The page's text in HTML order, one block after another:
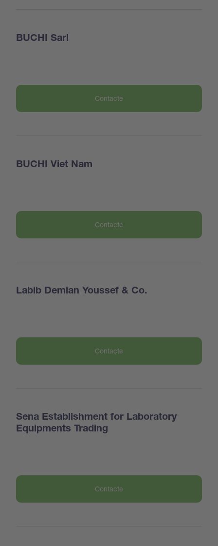
BUCHI Sarl
Contacte
BUCHI Viet Nam
Contacte
Labib Demian Youssef & Co.
Contacte
Sena Establishment for Laboratory
Equipments Trading
Contacte